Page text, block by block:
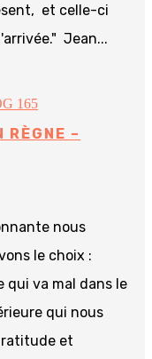
et celle-ci
Jean...
RÈGNE –
nous
le choix :
qui va mal dans le
qui nous
et